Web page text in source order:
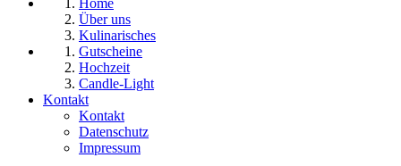
Home
Über uns
Kulinarisches
Gutscheine
Hochzeit
Candle-Light
Kontakt
Kontakt
Datenschutz
Impressum